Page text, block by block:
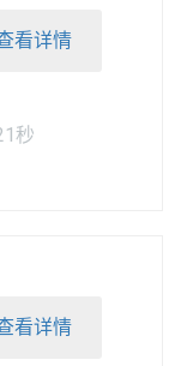
看详情
秒
看详情